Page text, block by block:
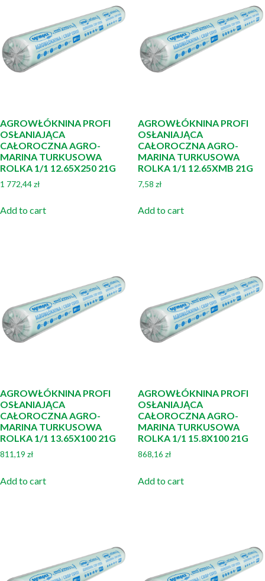
AGROWŁÓKNINA PROFI
OSŁANIAJĄCA
CAŁOROCZNA AGRO-
MARINA TURKUSOWA
ROLKA 1/1 12.65X250 21G
1 772,44zł
Add to cart
AGROWŁÓKNINA PROFI
OSŁANIAJĄCA
CAŁOROCZNA AGRO-
MARINA TURKUSOWA
ROLKA 1/1 12.65XMB 21G
7,58 zł
Add to cart
AGROWŁÓKNINA PROFI
OSŁANIAJĄCA
CAŁOROCZNA AGRO-
MARINA TURKUSOWA
ROLKA 1/1 13.65X100 21G
811,19 zł
Add to cart
AGROWŁÓKNINA PROFI
OSŁANIAJĄCA
CAŁOROCZNA AGRO-
MARINA TURKUSOWA
ROLKA 1/1 15.8X100 21G
868,16 zł
Add to cart